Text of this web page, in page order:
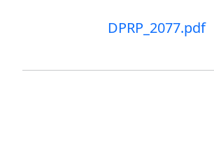
DPRP_2077.pdf